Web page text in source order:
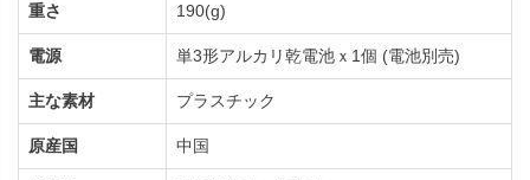
重さ 190(g)
電源 単3形アルカリ乾電池ｘ1個 (電池別売)
主な素材 プラスチック
原産国 中国